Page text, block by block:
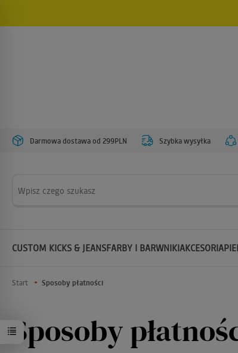
Darmowa dostawa od 299PLN Szybka wysyłka
CUSTOM KICKS & JEANSFARBY I BARWNIKIAKCESORIA
Start Sposoby płatności
Sposoby